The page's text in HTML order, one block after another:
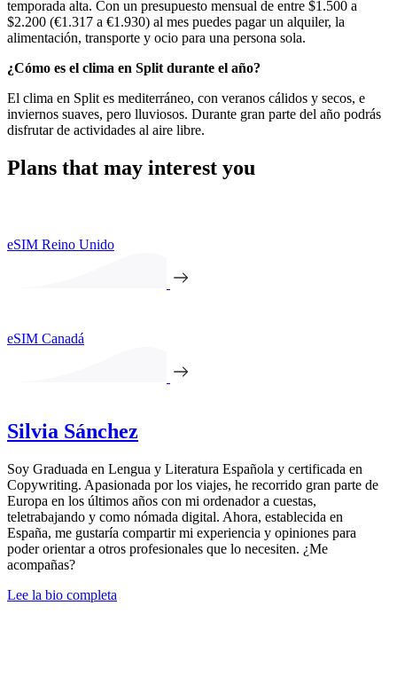
temporada alta. Con un presupuesto mensual de entre $1.500 a
$2.200 (€1.317 a €1.930) al mes puedes pagar un alquiler, la
alimentación, transporte y ocio para una persona sola.
¿Cómo es el clima en Split durante el año?
El clima en Split es mediterráneo, con veranos cálidos y secos, e
inviernos suaves, pero lluviosos. Durante gran parte del año podrás
disfrutar de actividades al aire libre.
Plans that may interest you
eSIM Reino Unido
eSIM Canadá
Silvia Sánchez
Soy Graduada en Lengua y Literatura Española y certificada en
Copywriting. Apasionada por los viajes, he recorrido gran parte de
Europa en los últimos años con mi ordenador a cuestas,
teletrabajando y como nómada digital. Ahora, establecida en
España, me gustaría compartir mi experiencia y opiniones para
poder orientar a otros profesionales que lo necesiten. ¿Me
acompañas?
Lee la bio completa